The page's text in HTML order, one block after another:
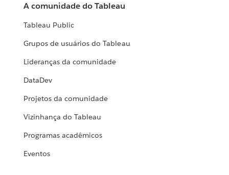
A comunidade do Tableau
Tableau Public
Grupos de usuários do Tableau
Lideranças da comunidade
DataDev
Projetos da comunidade
Vizinhança do Tableau
Programas acadêmicos
Eventos